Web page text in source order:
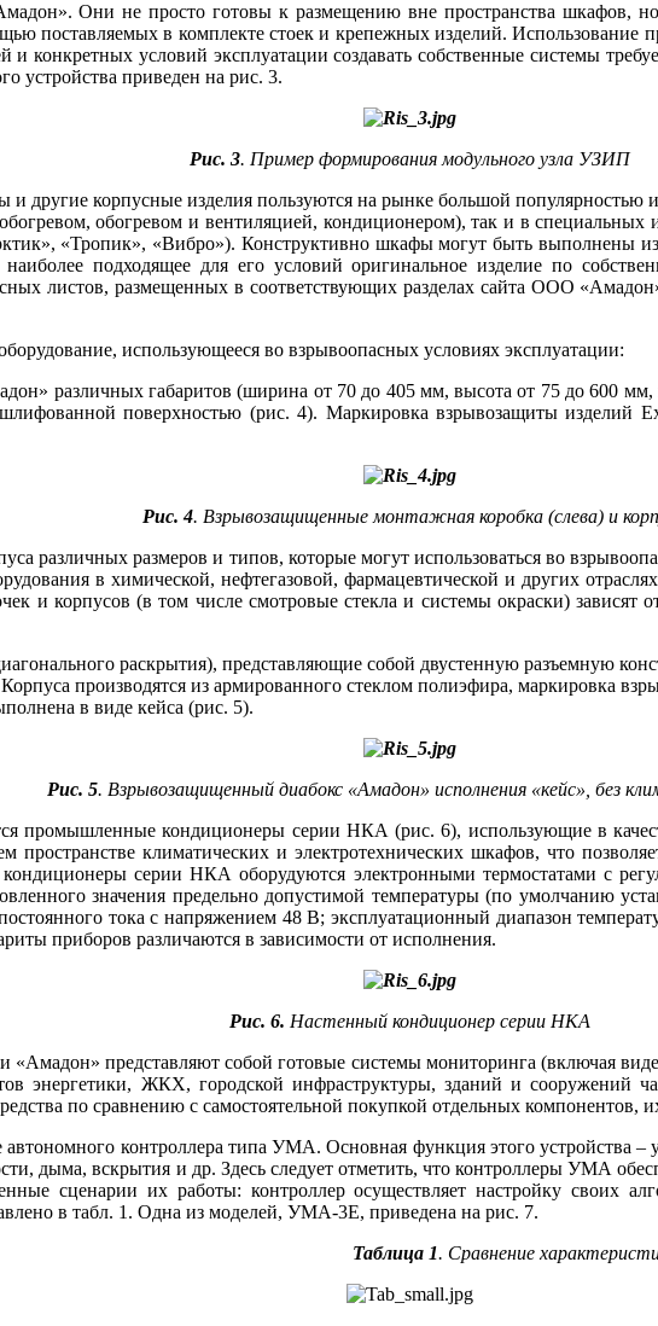
Они не просто готовы к размещению вне пространства шкафов,
поставляемых в комплекте стоек и крепежных изделий. Использование
и конкретных условий эксплуатации создавать собственные системы
устройства приведен на рис. 3.
Рис. 3. Пример формирования модульного узла УЗИП
и другие корпусные изделия пользуются на рынке большой
обогревом и вентиляцией, кондиционером), так и в
«Тропик», «Вибро»). Конструктивно шкафы могут быть выполнены
подходящее для его условий оригинальное изделие по
листов, размещенных в соответствующих разделах сайта ООО
использующееся во взрывоопасных условиях эксплуатации:
различных габаритов (ширина от 70 до 405 мм, высота от 75 до 600
поверхностью (рис. 4). Маркировка взрывозащиты изделий
Рис. 4. Взрывозащищенные монтажная коробка (слева) и
различных размеров и типов, которые могут использоваться во
в химической, нефтегазовой, фармацевтической и других
и корпусов (в том числе смотровые стекла и системы окраски) зависят
раскрытия), представляющие собой двустенную разъемную
производятся из армированного стеклом полиэфира, маркировка
в ви­де кейса (рис. 5).
Рис. 5. Взрывозащищенный диабокс «Амадон» исполнения «кейс», без
кондиционеры серии НКА (рис. 6), использующие в
пространстве климатических и электротехнических шкафов, что
кондиционеры серии НКА оборудуются электронными термостатами с
значения предельно допустимой температуры (по умолчанию
то­ка с напряжением 48 В; эксплуатационный диапазон
приборов различаются в зависимости от исполнения.
Рис. 6. Настенный кондиционер серии НКА
представляют собой готовые системы мониторинга (включая
энергетики, ЖКХ, городской инфраструктуры, зданий и сооружений
по сравнению с самостоятельной покупкой отдельных
контроллера ти­па УМА. Основная функция этого устройства
ды­ма, вскрытия и др. Здесь следует отметить, что контроллеры УМА
сценарии их работы: контроллер осуществляет настройку своих
в табл. 1. Одна из моделей, УМА‑3Е, приведена на рис. 7.
Таблица 1. Сравнение